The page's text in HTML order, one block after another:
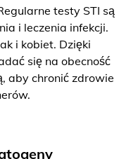
testy STI są
i leczenia infekcji.
i kobiet. Dzięki
się na obecność
aby chronić zdrowie